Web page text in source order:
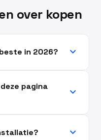
over kopen
in 2026? expand_more
pagina
expand_more
expand_more